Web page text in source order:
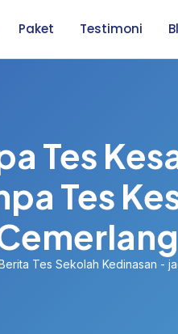
Paket Testimoni
Tes
Tes
Tes Sekolah Kedinasan -